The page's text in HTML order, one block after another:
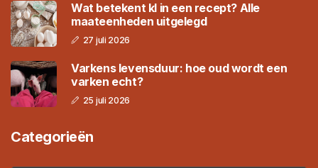
Wat betekent kl in een recept? Alle
maateenheden uitgelegd
27 juli 2026
Varkens levensduur: hoe oud wordt een
varken echt?
25 juli 2026
Categorieën